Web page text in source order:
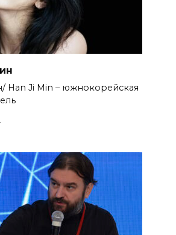
Han Ji Min – южнокорейская